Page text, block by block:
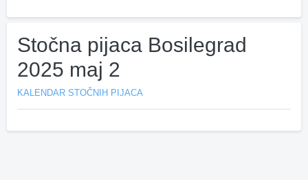
Stočna pijaca Bosilegrad
2025 maj 2
KALENDAR STOČNIH PIJACA